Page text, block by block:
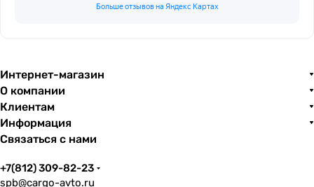
Больше отзывов на Яндекс Картах
Интернет-магазин
О компании
Клиентам
Информация
Связаться с нами
+7(812) 309-82-23
spb@cargo-avto.ru